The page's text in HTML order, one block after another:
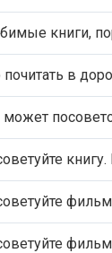
книги,
почитать в
может
фильм
фильм